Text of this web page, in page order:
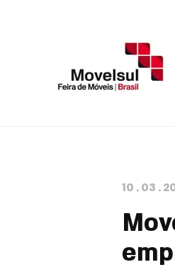
10 .03 .